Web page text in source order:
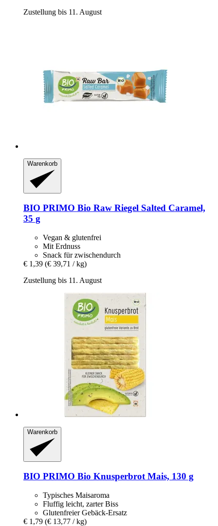
Zustellung bis 11. August
Warenkorb
BIO PRIMO Bio Raw Riegel Salted Caramel,
35 g
Vegan & glutenfrei
Mit Erdnuss
Snack für zwischendurch
€ 1,39 (€ 39,71 / kg)
Zustellung bis 11. August
Warenkorb
BIO PRIMO Bio Knusperbrot Mais, 130 g
Typisches Maisaroma
Fluffig leicht, zarter Biss
Glutenfreier Gebäck-Ersatz
€ 1,79 (€ 13,77 / kg)